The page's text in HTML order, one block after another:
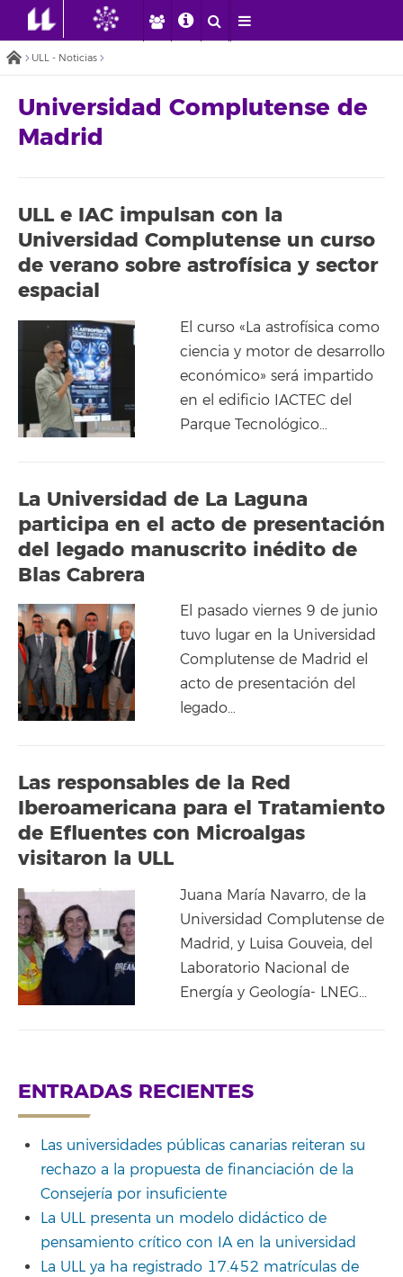
ULL - Noticias
Universidad Complutense de
Madrid
ULL e IAC impulsan con la
Universidad Complutense un curso
de verano sobre astrofísica y sector
espacial
El curso «La astrofísica como
ciencia y motor de desarrollo
económico» será impartido
en el edificio IACTEC del
Parque Tecnológico…
La Universidad de La Laguna
participa en el acto de presentación
del legado manuscrito inédito de
Blas Cabrera
El pasado viernes 9 de junio
tuvo lugar en la Universidad
Complutense de Madrid el
acto de presentación del
legado…
Las responsables de la Red
Iberoamericana para el Tratamiento
de Efluentes con Microalgas
visitaron la ULL
Juana María Navarro, de la
Universidad Complutense de
Madrid, y Luisa Gouveia, del
Laboratorio Nacional de
Energía y Geología- LNEG…
ENTRADAS RECIENTES
Las universidades públicas canarias reiteran su
rechazo a la propuesta de financiación de la
Consejería por insuficiente
La ULL presenta un modelo didáctico de
pensamiento crítico con IA en la universidad
La ULL ya ha registrado 17.452 matrículas de